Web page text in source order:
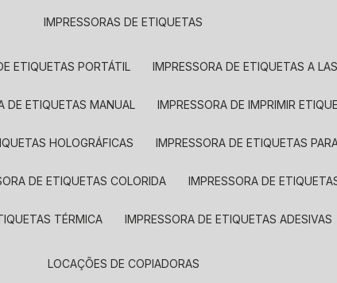
IMPRESSORAS DE ETIQUETAS
ETIQUETAS PORTÁTIL IMPRESSORA DE ETIQUETAS A
DE ETIQUETAS MANUAL IMPRESSORA DE IMPRIMIR
HOLOGRÁFICAS IMPRESSORA DE ETIQUETAS
DE ETIQUETAS COLORIDA IMPRESSORA DE
TÉRMICA IMPRESSORA DE ETIQUETAS ADESIVAS
LOCAÇÕES DE COPIADORAS